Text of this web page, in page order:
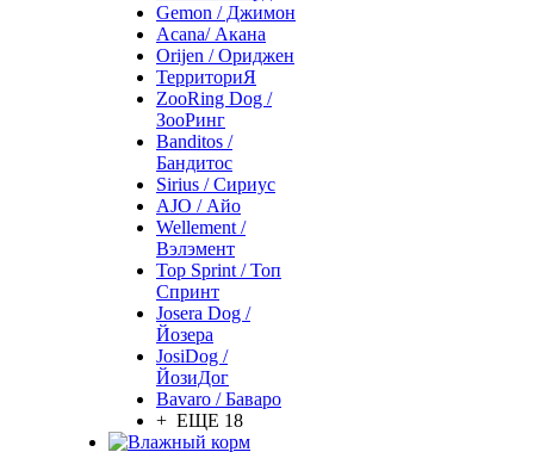
Gemon / Джимон
Acana/ Акана
Orijen / Ориджен
ТерриториЯ
ZooRing Dog /
ЗооРинг
Banditos /
Бандитос
Sirius / Сириус
AJO / Айо
Wellement /
Вэлэмент
Top Sprint / Топ
Спринт
Josera Dog /
Йозера
JosiDog /
ЙозиДог
Bavaro / Баваро
+ ЕЩЕ 18